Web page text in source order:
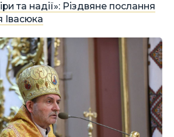
та надії»: Різдвяне послання
Івасюка